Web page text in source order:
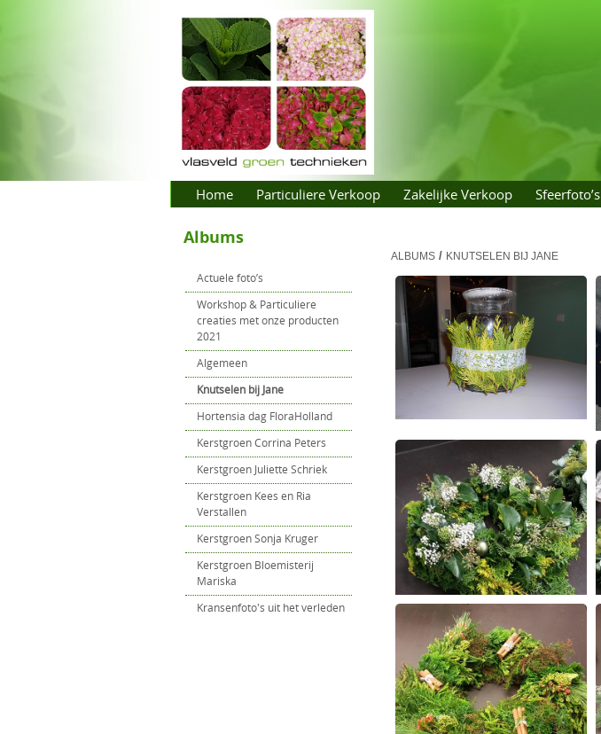
Home Particuliere Verkoop Zakelijke Verkoop Sfeerfoto’s
Albums
Actuele foto’s
Workshop & Particuliere
creaties met onze producten
2021
Algemeen
Knutselen bij Jane
Hortensia dag FloraHolland
Kerstgroen Corrina Peters
Kerstgroen Juliette Schriek
Kerstgroen Kees en Ria
Verstallen
Kerstgroen Sonja Kruger
Kerstgroen Bloemisterij
Mariska
Kransenfoto's uit het verleden
ALBUMS / KNUTSELEN BIJ JANE